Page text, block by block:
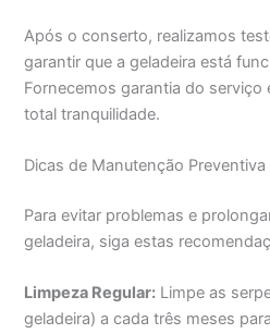
Após o conserto, realizamos
garantir que a geladeira está
Fornecemos garantia do
total tranquilidade.
Dicas de Manutenção Preventiva
Para evitar problemas e
geladeira, siga estas
Limpeza Regular: Limpe as
geladeira) a cada três meses